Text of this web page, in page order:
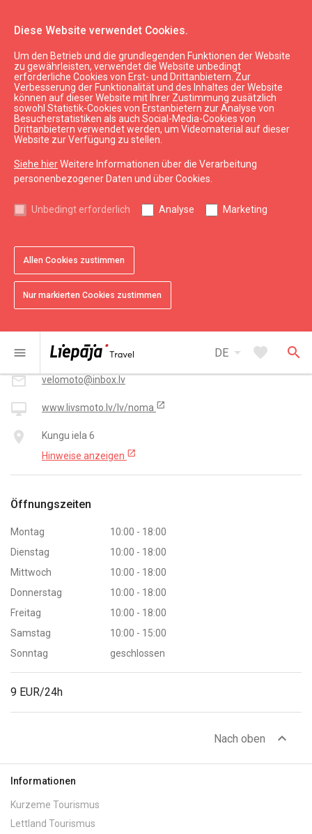
Diese Website verwendet Cookies.
Um den Betrieb und die grundlegenden Funktionen der Website
zu gewährleisten, verwendet die Website unbedingt
erforderliche Cookies von Erst- und Drittanbietern. Zur
Verbesserung der Funktionalität und des Inhaltes der Website
können auf dieser Website mit Ihrer Zustimmung zusätzlich
sowohl Statistik-Cookies von Erstanbietern zur Analyse von
Besucherstatistiken als auch Social-Media-Cookies von
Drittanbietern verwendet werden, um Videomaterial auf dieser
Website zur Verfügung zu stellen.
Siehe hierWeitere Informationen über die Verarbeitung
personenbezogener Daten und über Cookies.
Unbedingt erforderlich Analyse Marketing
Allen Cookies zustimmen
Nur markierten Cookies zustimmen
menu DE arrow_drop_down favorite search
Sehen & Tun Freizeitaktivitäten
Fahrradverleih "VeloMoto"
chevron_left
1 von 2
2 von 2
9 EUR/24h
Öffnungszeiten
Montag
10:00 - 18:00
Dienstag
10:00 - 18:00
Mittwoch
10:00 - 18:00
Donnerstag
10:00 - 18:00
Freitag
10:00 - 18:00
Samstag
10:00 - 15:00
Sonntag
geschlossen
smartphone + 371 26 447 726
mail_outline velomoto@inbox.lv
desktop_mac www.livsmoto.lv/lv/noma open_in_new
place
Kungu iela 6
Hinweise anzeigen open_in_new
Nach oben expand_less
Informationen
Kurzeme Tourismus
Lettland Tourismus